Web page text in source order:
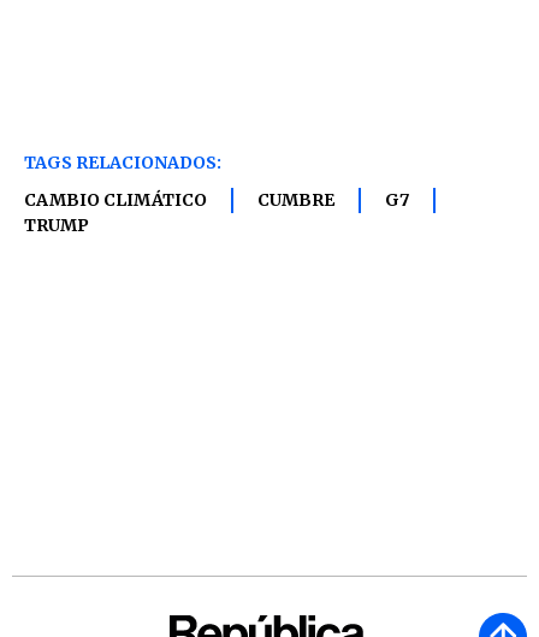
TAGS RELACIONADOS:
CAMBIO CLIMÁTICO
CUMBRE
G7
TRUMP